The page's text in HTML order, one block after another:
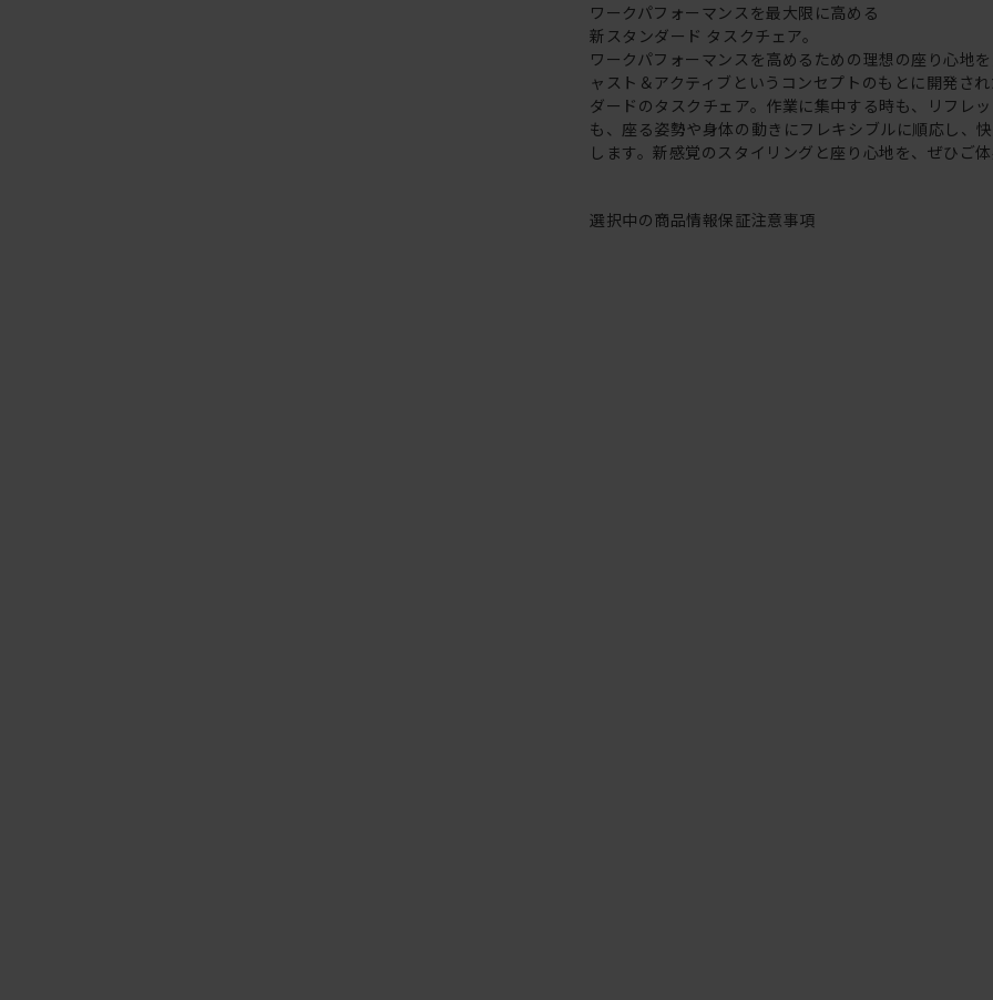
ワークパフォーマンスを最大限に高める
新スタンダード タスクチェア。
ワークパフォーマンスを高めるための理想の座り心地
ャスト＆アクティブというコンセプトのもとに開発さ
ダードのタスクチェア。作業に集中する時も、リフレ
も、座る姿勢や身体の動きにフレキシブルに順応し、
します。新感覚のスタイリングと座り心地を、ぜひご体
選択中の商品情報保証注意事項